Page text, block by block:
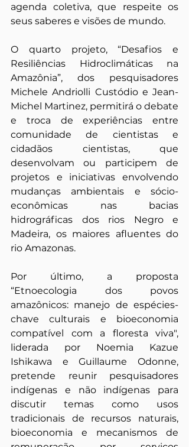
agenda coletiva, que respeite os
seus saberes e visões de mundo.
O quarto projeto, “Desafios e
Resiliências Hidroclimáticas na
Amazônia”, dos pesquisadores
Michele Andriolli Custódio e Jean-
Michel Martinez, permitirá o debate
e troca de experiências entre
comunidade de cientistas e
cidadãos cientistas, que
desenvolvam ou participem de
projetos e iniciativas envolvendo
mudanças ambientais e sócio-
econômicas nas bacias
hidrográficas dos rios Negro e
Madeira, os maiores afluentes do
rio Amazonas.
Por último, a proposta
“Etnoecologia dos povos
amazônicos: manejo de espécies-
chave culturais e bioeconomia
compatível com a floresta viva",
liderada por Noemia Kazue
Ishikawa e Guillaume Odonne,
pretende reunir pesquisadores
indígenas e não indígenas para
discutir temas como usos
tradicionais de recursos naturais,
bioeconomia e mecanismos de